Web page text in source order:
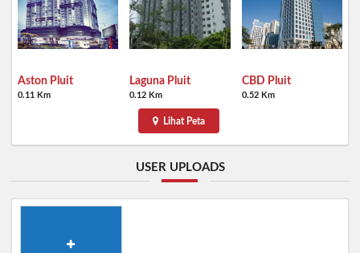
Aston Pluit
0.11 Km
Laguna Pluit
0.12 Km
CBD Pluit
0.52 Km
Lihat Peta
USER UPLOADS